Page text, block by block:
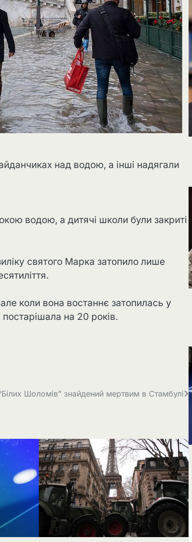
над водою, а інші надягали
водою, а дитячі школи були закриті
святого Марка затопило лише
коли вона востаннє затопилась у
на 20 років.
Шоломів” знайдений мертвим в Стамбулі